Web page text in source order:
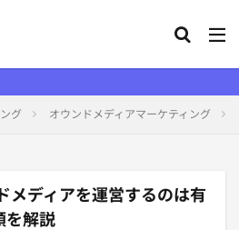
グ オウンドメディアマーケティング
メディアを運営するのは有
を解説